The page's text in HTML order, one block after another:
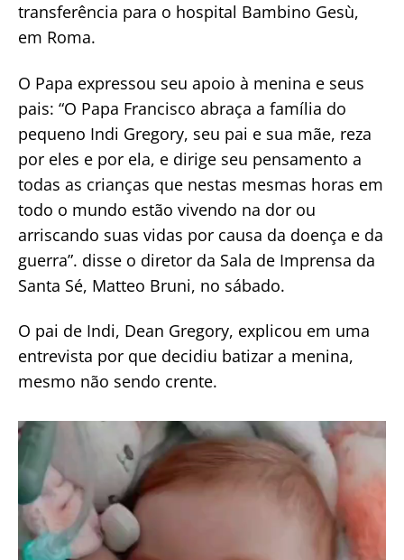
transferência para o hospital Bambino Gesù,
em Roma.
O Papa expressou seu apoio à menina e seus
pais: “O Papa Francisco abraça a família do
pequeno Indi Gregory, seu pai e sua mãe, reza
por eles e por ela, e dirige seu pensamento a
todas as crianças que nestas mesmas horas em
todo o mundo estão vivendo na dor ou
arriscando suas vidas por causa da doença e da
guerra”. disse o diretor da Sala de Imprensa da
Santa Sé, Matteo Bruni, no sábado.
O pai de Indi, Dean Gregory, explicou em uma
entrevista por que decidiu batizar a menina,
mesmo não sendo crente.